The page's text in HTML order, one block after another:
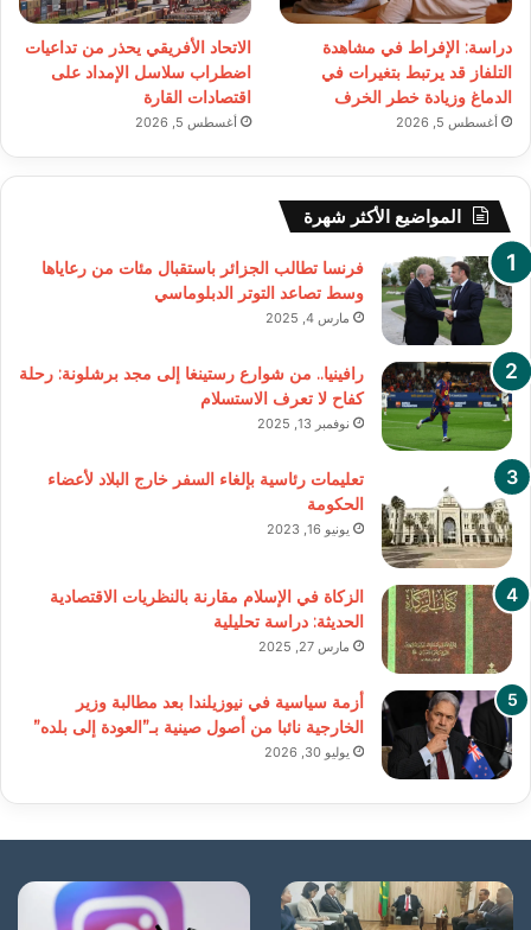
دراسة: الإفراط في مشاهدة
التلفاز قد يرتبط بتغيرات في
الدماغ وزيادة خطر الخرف
أغسطس 5, 2026
الاتحاد الأفريقي يحذر من تداعيات
اضطراب سلاسل الإمداد على
اقتصادات القارة
أغسطس 5, 2026
المواضيع الأكثر شهرة
فرنسا تطالب الجزائر باستقبال مئات من رعاياها
وسط تصاعد التوتر الدبلوماسي
مارس 4, 2025
رافينيا.. من شوارع رستينغا إلى مجد برشلونة: رحلة
كفاح لا تعرف الاستسلام
نوفمبر 13, 2025
تعليمات رئاسية بإلغاء السفر خارج البلاد لأعضاء
الحكومة
يونيو 16, 2023
الزكاة في الإسلام مقارنة بالنظريات الاقتصادية
الحديثة: دراسة تحليلية
مارس 27, 2025
أزمة سياسية في نيوزيلندا بعد مطالبة وزير
الخارجية نائبا من أصول صينية بـ”العودة إلى بلده”
يوليو 30, 2026